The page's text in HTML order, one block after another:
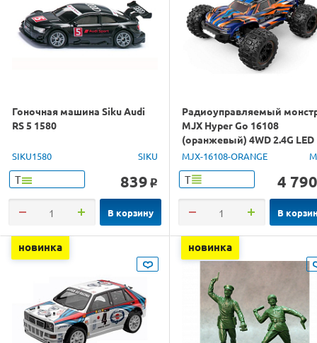
Гоночная машина Siku Audi
RS 5 1580
SIKU1580 SIKU
Т 839 o
В корзину
Радиоуправляемый
MJX Hyper Go 16108
(оранжевый) 4WD 2.4G LED
1/16 RTR
MJX-16108-ORANGE
Т 4 790
В
новинка новинка